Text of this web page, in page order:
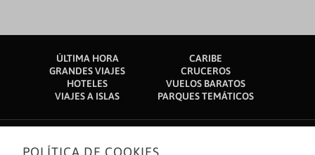
ÚLTIMA HORA
CARIBE
GRANDES VIAJES
CRUCEROS
HOTELES
VUELOS BARATOS
VIAJES A ISLAS
PARQUES TEMÁTICOS
POLÍTICA DE COOKIES